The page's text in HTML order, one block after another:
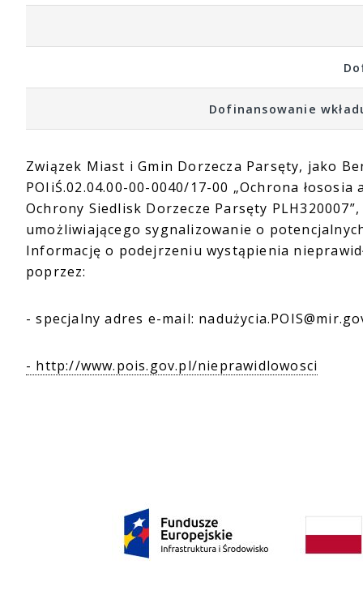
Dofinansowanie
Związek Miast i Gmin Dorzecza Parsęty, jako
POIiŚ.02.04.00-00-0040/17-00 „Ochrona
Ochrony Siedlisk Dorzecze Parsęty
umożliwiającego sygnalizowanie o
Informację o podejrzeniu wystąpienia
poprzez:
- specjalny adres e-mail:
- http://www.pois.gov.pl/nieprawidlowosci